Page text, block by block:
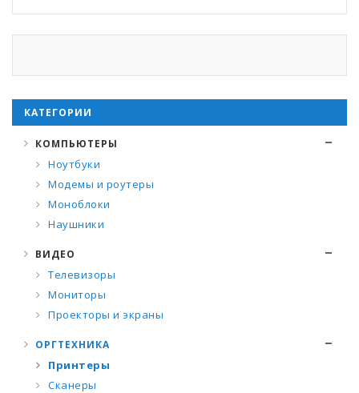
КАТЕГОРИИ
КОМПЬЮТЕРЫ
Ноутбуки
Модемы и роутеры
Моноблоки
Наушники
ВИДЕО
Телевизоры
Мониторы
Проекторы и экраны
ОРГТЕХНИКА
Принтеры
Сканеры